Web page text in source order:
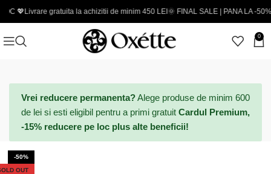
gratuita la achizitii de minim 450 LEI 🌞 FINAL SALE | PANA LA -50% -
0
Vrei reducere permanenta?Alege produse de minim 600
de lei si esti eligibil pentru a primi gratuit Cardul Premium,
-15% reducere pe loc plus alte beneficii!
-50%
OUT